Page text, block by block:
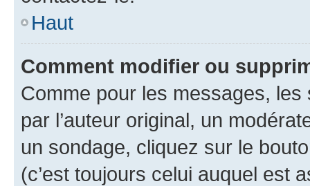
Haut
Comment modifier ou
Comme pour les messages,
par l’auteur original, un
un sondage, cliquez sur le
(c’est toujours celui auquel est